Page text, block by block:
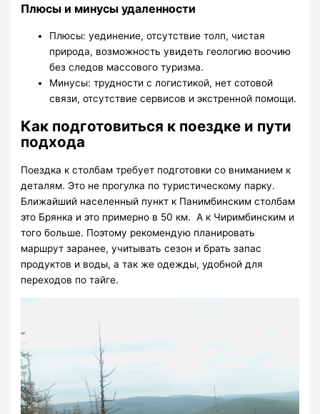
Плюсы и минусы удаленности
Плюсы: уединение, отсутствие толп, чистая
природа, возможность увидеть геологию воочию
без следов массового туризма.
Минусы: трудности с логистикой, нет сотовой
связи, отсутствие сервисов и экстренной помощи.
Как подготовиться к поездке и пути
подхода
Поездка к столбам требует подготовки со вниманием к
деталям. Это не прогулка по туристическому парку.
Ближайший населенный пункт к Панимбинским столбам
это Брянка и это примерно в 50 км. А к Чиримбинским и
того больше. Поэтому рекомендую планировать
маршрут заранее, учитывать сезон и брать запас
продуктов и воды, а так же одежды, удобной для
переходов по тайге.